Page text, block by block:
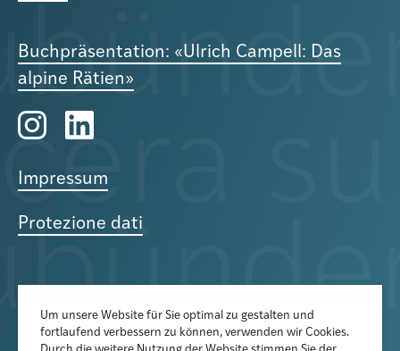
Buchpräsentation: «Ulrich Campell: Das
alpine Rätien»
Impressum
Protezione dati
Der Newsletter informiert über
Um unsere Website für Sie optimal zu gestalten und
fortlaufend verbessern zu können, verwenden wir Cookies.